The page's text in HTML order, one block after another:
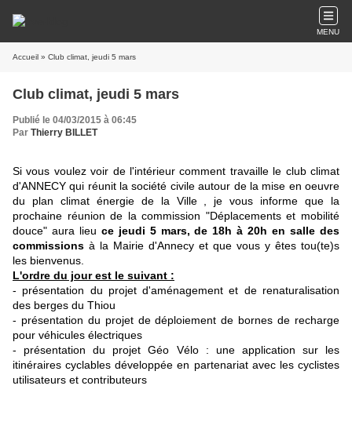
MENU
Accueil » Club climat, jeudi 5 mars
Club climat, jeudi 5 mars
Publié le 04/03/2015 à 06:45
Par Thierry BILLET
Si vous voulez voir de l'intérieur comment travaille le club climat
d'ANNECY qui réunit la société civile autour de la mise en oeuvre
du plan climat énergie de la Ville , je vous informe que la
prochaine réunion de la commission "Déplacements et mobilité
douce" aura lieu ce jeudi 5 mars, de 18h à 20h en salle des
commissions à la Mairie d'Annecy et que vous y êtes tou(te)s
les bienvenus.
L'ordre du jour est le suivant :
- présentation du projet d'aménagement et de renaturalisation
des berges du Thiou
- présentation du projet de déploiement de bornes de recharge
pour véhicules électriques
- présentation du projet Géo Vélo : une application sur les
itinéraires cyclables développée en partenariat avec les cyclistes
utilisateurs et contributeurs